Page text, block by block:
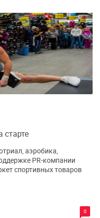
старте
0
аэробика,
PR-компании
спортивных товаров